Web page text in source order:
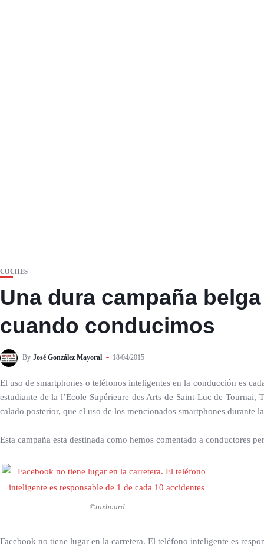
COCHES
Una dura campaña
cuando conducimos
By José González Mayoral 18/04/2015
El uso de smartphones o teléfonos inteligentes en la conducción es
estudiante de la l’Ecole Supérieure des Arts de Saint-Luc de
calado posterior, que el uso de los mencionados smartphones durante
Esta campaña esta destinada como hemos comentado a conductores
©tuxboard
Facebook no tiene lugar en la carretera. El teléfono inteligente es